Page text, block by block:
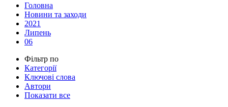
Головна
Новини та заходи
2021
Липень
06
Фільтр по
Категорії
Ключові слова
Автори
Показати все